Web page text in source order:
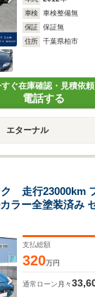
車検
車検整備無
保証
保証無
住所
千葉県柏市
ぐ在庫確認・見積依頼
電話する
エターナル
走行23000km
ラー全塗装済み
支払総額
320万円
通常ローン 月々